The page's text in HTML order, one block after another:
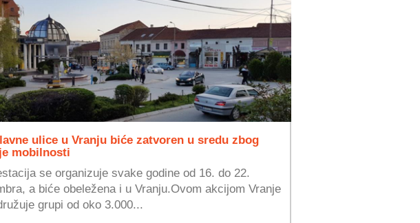
ulice u Vranju biće zatvoren u sredu zbog
mobilnosti
se organizuje svake godine od 16. do 22.
a biće obeležena i u Vranju.Ovom akcijom Vranje
grupi od oko 3.000...